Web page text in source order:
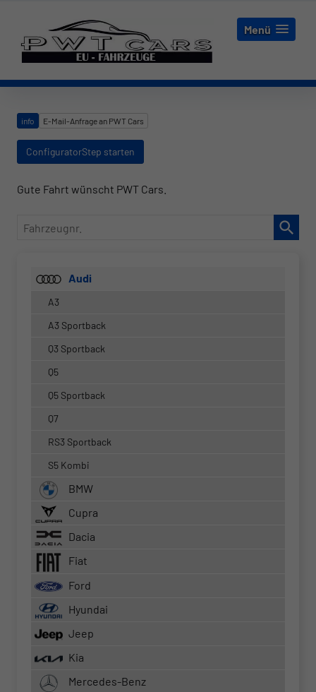
Menü
info E-Mail-Anfrage an PWT Cars
ConfiguratorStep starten
Gute Fahrt wünscht PWT Cars.
Fahrzeugnr.
Audi
A3
A3 Sportback
Q3 Sportback
Q5
Q5 Sportback
Q7
RS3 Sportback
S5 Kombi
BMW
Cupra
Dacia
Fiat
Ford
Hyundai
Jeep
Kia
Mercedes-Benz